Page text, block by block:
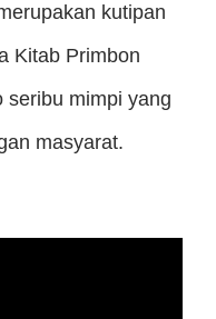
kutipan
Kitab Primbon
seribu mimpi yang
masyarat.